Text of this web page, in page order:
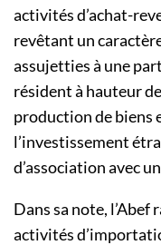
activités d’achat-
revêtant un
assujetties à une
résident à hauteur
production de biens
l’investissement
d’association avec
Dans sa note, l’Abef
activités